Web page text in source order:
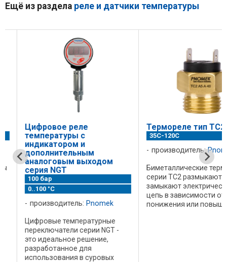
Ещё из раздела реле и датчики температуры
Цифровое реле
температуры с
индикатором и
дополнительным
аналоговым выходом
серия NGT
100 бар
0..100 °C
производитель:Pnomek
Цифровые температурные
переключатели серии NGT -
это идеальное решение,
разработанное для
использования в суровых
Термореле тип ТС2
35C-120С
производитель:Pnomek
Биметаллические
серии TC2 размыкают или
замыкают электрическую
цепь в зависимости от
понижения или